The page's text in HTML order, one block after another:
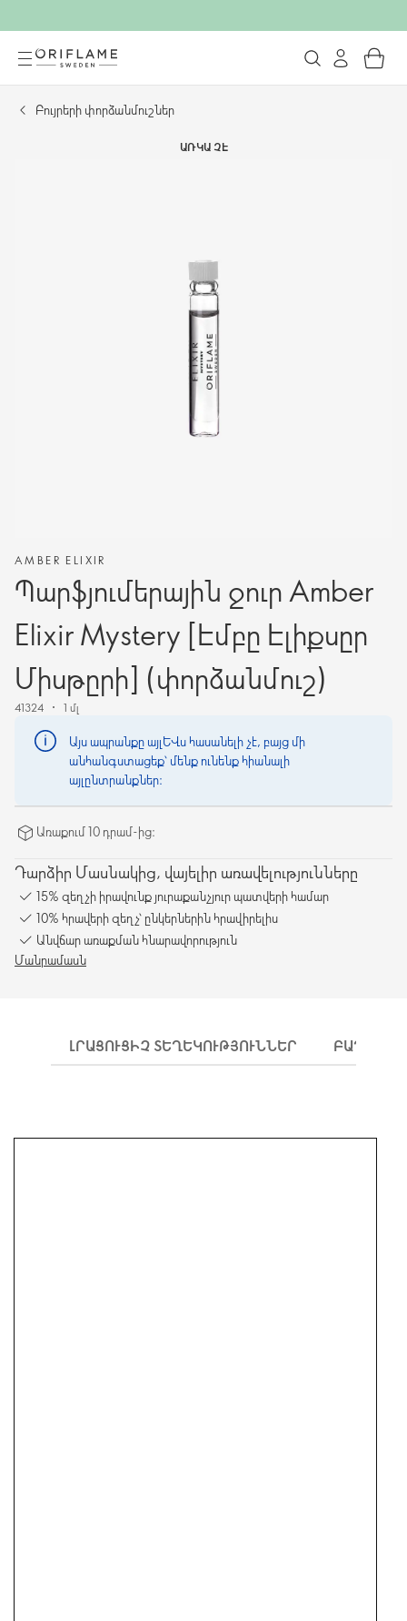
Բույրերի փորձանմուշներ
ԱՌԿԱ ՉԷ
AMBER ELIXIR
Պարֆյումերային ջուր Amber
Elixir Mystery [Էմբը Էլիքսըր
Միսթըրի] (փորձանմուշ)
41324 1 մլ
Այս ապրանքը այլևս հասանելի չէ, բայց մի
անհանգստացեք՝ մենք ունենք հիանալի
այլընտրանքներ։
Առաքում 10 դրամ-ից։
Դարձիր Մասնակից, վայելիր առավելությունները
15% զեղչի իրավունք յուրաքանչյուր պատվերի համար
10% հրավերի զեղչ՝ ընկերներին հրավիրելիս
Անվճար առաքման հնարավորություն
Մանրամասն
ԼՐԱՑՈՒՑԻՉ ՏԵՂԵԿՈՒԹՅՈՒՆՆԵՐ